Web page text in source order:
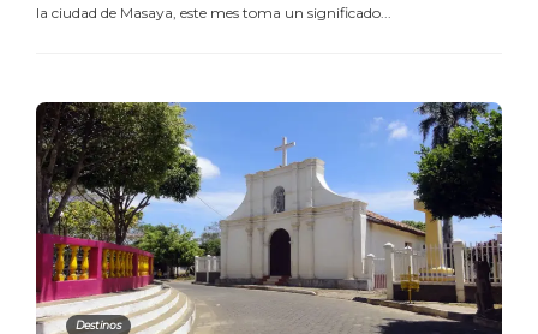
la ciudad de Masaya, este mes toma un significado...
Destinos